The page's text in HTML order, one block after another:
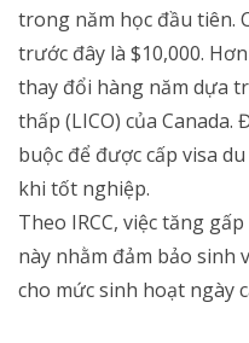
trong năm học đầu tiên.
trước đây là $10,000.
thay đổi hàng năm dựa
thấp (LICO) của
buộc để được cấp visa
khi tốt nghiệp.
Theo IRCC, việc tăng
này nhằm đảm bảo sinh
cho mức sinh hoạt ngày